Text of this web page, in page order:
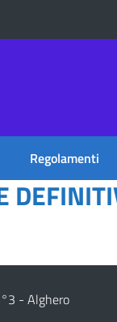
Regolamenti
- Alghero